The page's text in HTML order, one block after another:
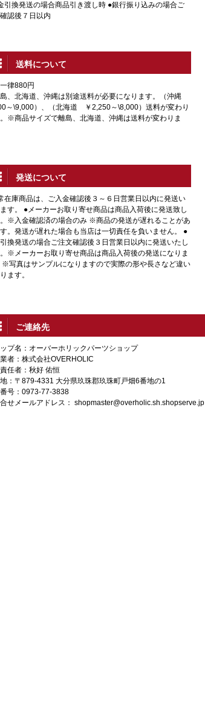
引換発送の場合商品引き渡し時 ●銀行振り込みの場合ご
認後７日以内
送料について
律880円
、北海道、沖縄は別途送料が必要になります。（沖縄
～\9,000）、（北海道 ￥2,250～\8,000）送料が変わり
※商品サイズで離島、北海道、沖縄は送料が変わりま
発送について
在庫商品は、ご入金確認後３～６日営業日以内に発送い
す。 ●メーカーお取り寄せ商品は商品入荷後に発送致し
。※入金確認済の場合のみ ※商品の発送が遅れることがあ
。発送が遅れた場合も当店は一切責任を負いません。 ●
換発送の場合ご注文確認後３日営業日以内に発送いたし
※メーカーお取り寄せ商品は商品入荷後の発送になりま
※写真はサンプルになりますので実際の形や長さなど違い
ます。
ご連絡先
プ名：オーバーホリックパーツショップ
者：株式会社OVERHOLIC
任者：秋好 佑恒
：〒879-4331 大分県玖珠郡玖珠町戸畑6番地の1
号：0973-77-3838
せメールアドレス： shopmaster@overholic.sh.shopserve.jp